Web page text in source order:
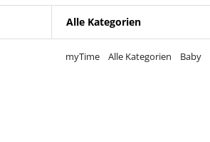
Alle Kategorien
myTime Alle Kategorien Baby